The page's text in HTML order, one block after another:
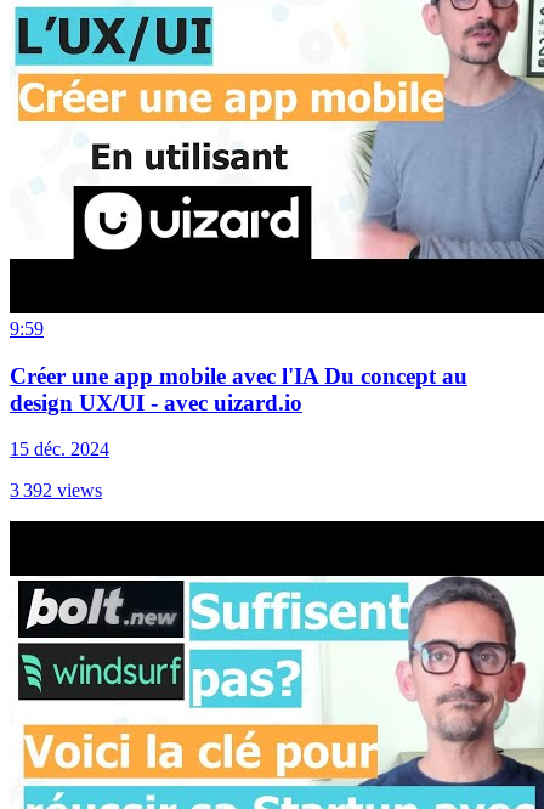
9:59
Créer une app mobile avec l'IA Du concept au
design UX/UI - avec uizard.io
15 déc. 2024
3 392 views